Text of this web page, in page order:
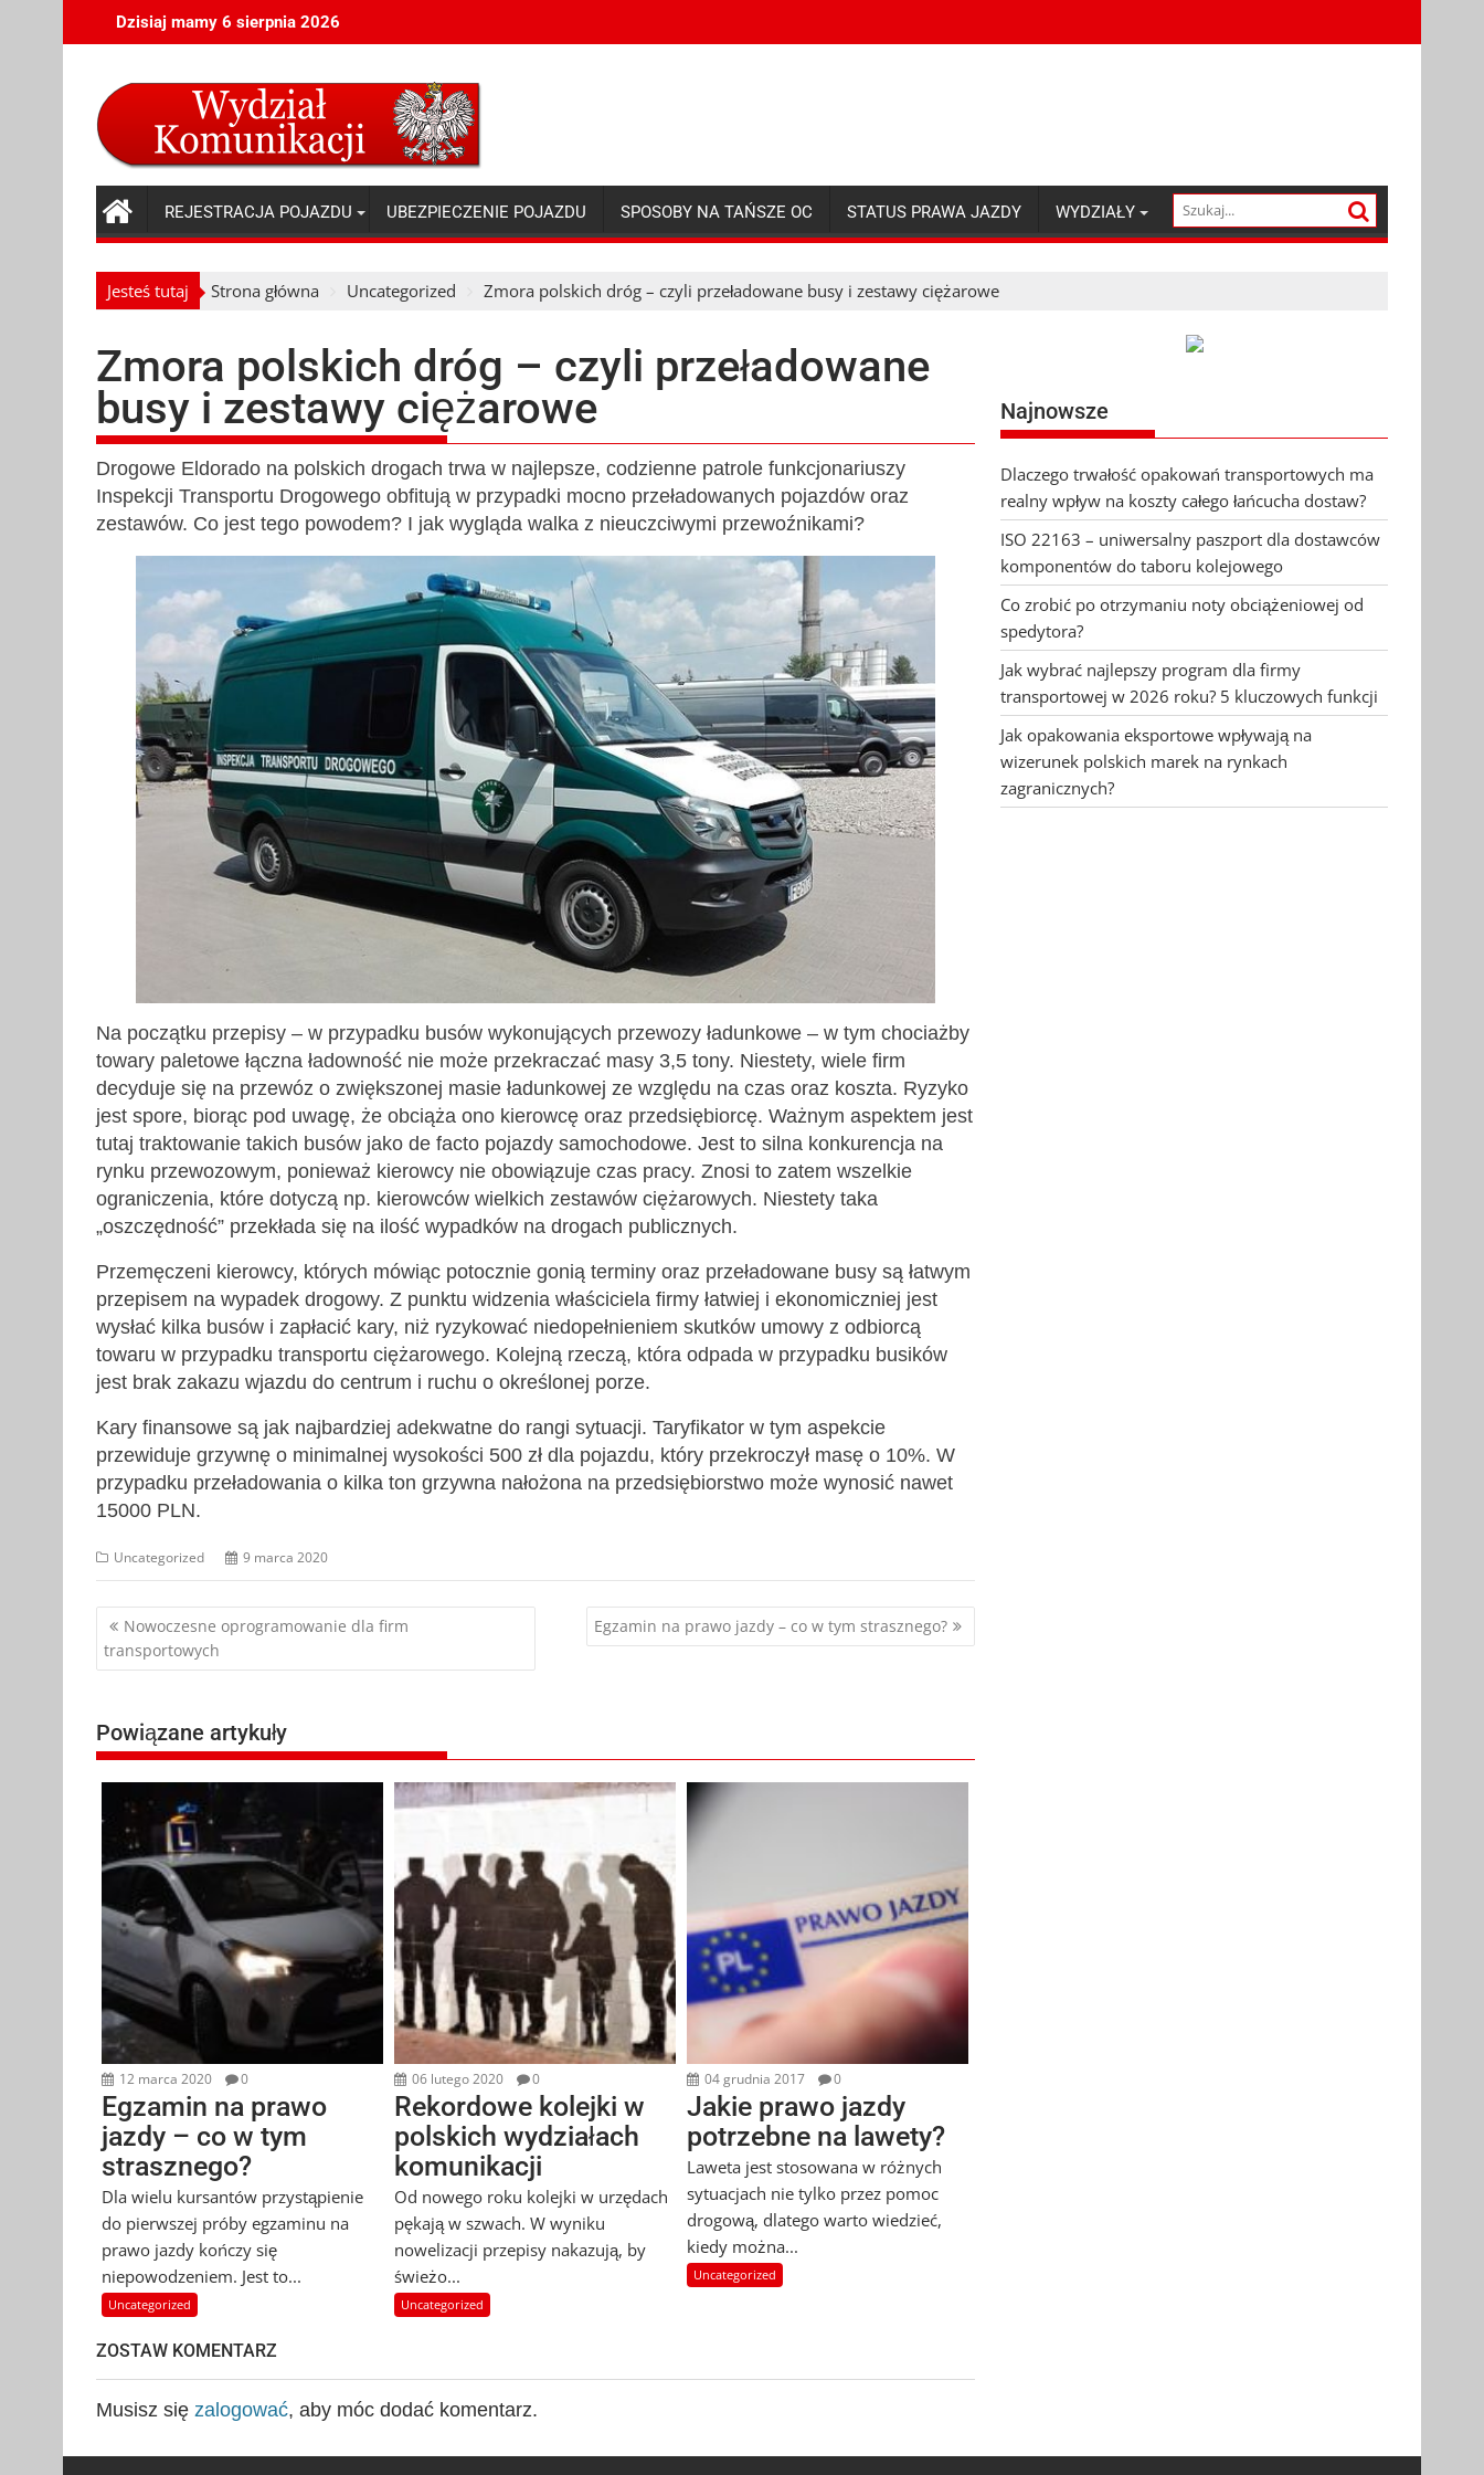
to
Dzisiaj mamy 6 sierpnia 2026
REJESTRACJA POJAZDU UBEZPIECZENIE POJAZDU SPOSOBY NA TAŃSZE OC STATUS PRAWA JAZDY WYDZIAŁY
Jesteś tutaj Strona główna Uncategorized Zmora polskich dróg – czyli przeładowane busy i zestawy ciężarowe
Zmora polskich dróg – czyli przeładowane
busy i zestawy ciężarowe
Drogowe Eldorado na polskich drogach trwa w najlepsze, codzienne patrole funkcjonariuszy
Inspekcji Transportu Drogowego obfitują w przypadki mocno przeładowanych pojazdów oraz
zestawów. Co jest tego powodem? I jak wygląda walka z nieuczciwymi przewoźnikami?
Na początku przepisy – w przypadku busów wykonujących przewozy ładunkowe – w tym chociażby
towary paletowe łączna ładowność nie może przekraczać masy 3,5 tony. Niestety, wiele firm
decyduje się na przewóz o zwiększonej masie ładunkowej ze względu na czas oraz koszta. Ryzyko
jest spore, biorąc pod uwagę, że obciąża ono kierowcę oraz przedsiębiorcę. Ważnym aspektem jest
tutaj traktowanie takich busów jako de facto pojazdy samochodowe. Jest to silna konkurencja na
rynku przewozowym, ponieważ kierowcy nie obowiązuje czas pracy. Znosi to zatem wszelkie
ograniczenia, które dotyczą np. kierowców wielkich zestawów ciężarowych. Niestety taka
„oszczędność” przekłada się na ilość wypadków na drogach publicznych.
Przemęczeni kierowcy, których mówiąc potocznie gonią terminy oraz przeładowane busy są łatwym
przepisem na wypadek drogowy. Z punktu widzenia właściciela firmy łatwiej i ekonomiczniej jest
wysłać kilka busów i zapłacić kary, niż ryzykować niedopełnieniem skutków umowy z odbiorcą
towaru w przypadku transportu ciężarowego. Kolejną rzeczą, która odpada w przypadku busików
jest brak zakazu wjazdu do centrum i ruchu o określonej porze.
Kary finansowe są jak najbardziej adekwatne do rangi sytuacji. Taryfikator w tym aspekcie
przewiduje grzywnę o minimalnej wysokości 500 zł dla pojazdu, który przekroczył masę o 10%. W
przypadku przeładowania o kilka ton grzywna nałożona na przedsiębiorstwo może wynosić nawet
15000 PLN.
Uncategorized 9 marca 2020
Nawigacja
wpisu
Nowoczesne oprogramowanie dla firm
transportowych
Egzamin na prawo jazdy – co w tym strasznego?
Powiązane artykuły
12 marca 2020 0
Egzamin na prawo
jazdy – co w tym
strasznego?
Dla wielu kursantów przystąpienie
do pierwszej próby egzaminu na
prawo jazdy kończy się
niepowodzeniem. Jest to...
Uncategorized
06 lutego 2020 0
Rekordowe kolejki w
polskich wydziałach
komunikacji
Od nowego roku kolejki w urzędach
pękają w szwach. W wyniku
nowelizacji przepisy nakazują, by
świeżo...
Uncategorized
04 grudnia 2017 0
Jakie prawo jazdy
potrzebne na lawety?
Laweta jest stosowana w różnych
sytuacjach nie tylko przez pomoc
drogową, dlatego warto wiedzieć,
kiedy można...
Uncategorized
ZOSTAW KOMENTARZ
Musisz się zalogować, aby móc dodać komentarz.
Najnowsze
Dlaczego trwałość opakowań transportowych ma
realny wpływ na koszty całego łańcucha dostaw?
ISO 22163 – uniwersalny paszport dla dostawców
komponentów do taboru kolejowego
Co zrobić po otrzymaniu noty obciążeniowej od
spedytora?
Jak wybrać najlepszy program dla firmy
transportowej w 2026 roku? 5 kluczowych funkcji
Jak opakowania eksportowe wpływają na
wizerunek polskich marek na rynkach
zagranicznych?